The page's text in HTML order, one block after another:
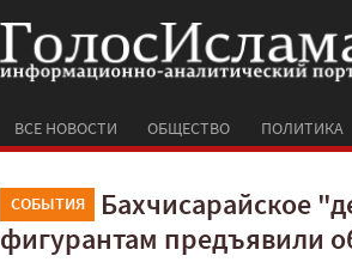
ВСЕ НОВОСТИ ОБЩЕСТВО ПОЛИТИКА
СОБЫТИЯ
Бахчисарайское
фигурантам предъявили